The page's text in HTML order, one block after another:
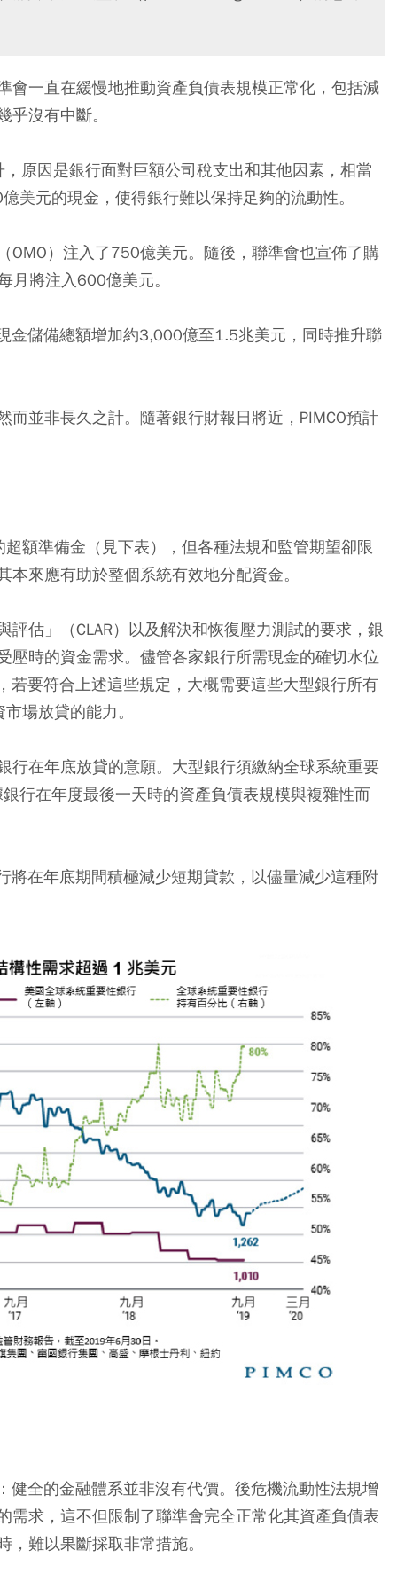
會一直在緩慢地推動資產負債表規模正常化，包括減
沒有中斷。
原因是銀行面對巨額公司稅支出和其他因素，相當
元的現金，使得銀行難以保持足夠的流動性。
OMO）注入了750億美元。隨後，聯準會也宣佈了購
將注入600億美元。
金儲備總額增加約3,000億至1.5兆美元，同時推升聯
並非長久之計。隨著銀行財報日將近，PIMCO預計
額準備金（見下表），但各種法規和監管期望卻限
來應有助於整個系統有效地分配資金。
估」（CLAR）以及解決和恢復壓力測試的要求，銀
壓時的資金需求。儘管各家銀行所需現金的確切水位
若要符合上述這些規定，大概需要這些大型銀行所有
場放貸的能力。
行在年底放貸的意願。大型銀行須繳納全球系統重要
行在年度最後一天時的資產負債表規模與複雜性而
將在年底期間積極減少短期貸款，以儘量減少這種附
健全的金融體系並非沒有代價。後危機流動性法規增
需求，這不但限制了聯準會完全正常化其資產負債表
難以果斷採取非常措施。